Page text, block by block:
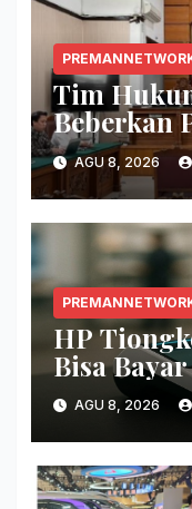
Tim
Beberkan
Balik
Kuota Haji
AGU 8, 2026
HP
Bisa
Wallet
AGU 8, 2026